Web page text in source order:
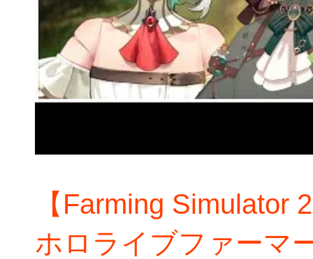
【Farming Simulator
ホロライブファーマ